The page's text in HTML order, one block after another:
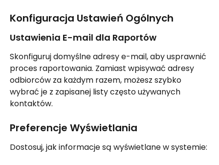
Konfiguracja Ustawień Ogólnych
Ustawienia E-mail dla Raportów
Skonfiguruj domyślne adresy e-mail, aby usprawnić
proces raportowania. Zamiast wpisywać adresy
odbiorców za każdym razem, możesz szybko
wybrać je z zapisanej listy często używanych
kontaktów.
Preferencje Wyświetlania
Dostosuj, jak informacje są wyświetlane w systemie: